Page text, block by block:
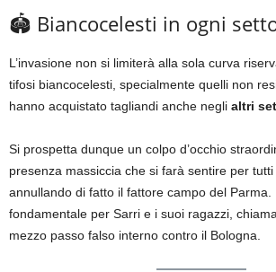
🏟️ Biancocelesti in ogni
L’invasione non si limiterà alla sola curva
tifosi biancocelesti, specialmente quelli non
hanno acquistato tagliandi anche negli altri
Si prospetta dunque un colpo d’occhio
presenza massiccia che si farà sentire per tutti
annullando di fatto il fattore campo del Parma.
fondamentale per Sarri e i suoi ragazzi,
mezzo passo falso interno contro il Bologna.